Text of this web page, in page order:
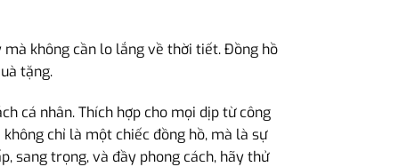
không cần lo lắng về thời tiết. Đồng hồ
tặng.
cá nhân. Thích hợp cho mọi dịp từ công
chỉ là một chiếc đồng hồ, mà là sự
sang trọng, và đầy phong cách, hãy thử